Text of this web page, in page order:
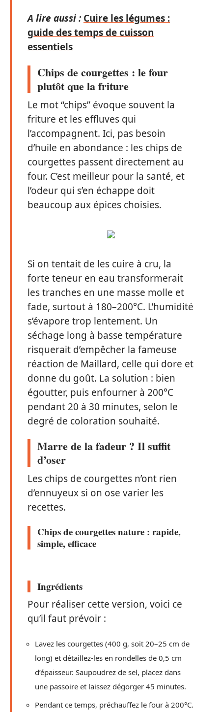
A lire aussi : Cuire les légumes :
guide des temps de cuisson
essentiels
Chips de courgettes : le four
plutôt que la friture
Le mot “chips” évoque souvent la
friture et les effluves qui
l’accompagnent. Ici, pas besoin
d’huile en abondance : les chips de
courgettes passent directement au
four. C’est meilleur pour la santé, et
l’odeur qui s’en échappe doit
beaucoup aux épices choisies.
Si on tentait de les cuire à cru, la
forte teneur en eau transformerait
les tranches en une masse molle et
fade, surtout à 180–200°C. L’humidité
s’évapore trop lentement. Un
séchage long à basse température
risquerait d’empêcher la fameuse
réaction de Maillard, celle qui dore et
donne du goût. La solution : bien
égoutter, puis enfourner à 200°C
pendant 20 à 30 minutes, selon le
degré de coloration souhaité.
Marre de la fadeur ? Il suffit
d’oser
Les chips de courgettes n’ont rien
d’ennuyeux si on ose varier les
recettes.
Chips de courgettes nature : rapide,
simple, efficace
Ingrédients
Pour réaliser cette version, voici ce
qu’il faut prévoir :
Lavez les courgettes (400 g, soit 20–25 cm de
long) et détaillez-les en rondelles de 0,5 cm
d’épaisseur. Saupoudrez de sel, placez dans
une passoire et laissez dégorger 45 minutes.
Pendant ce temps, préchauffez le four à 200°C.